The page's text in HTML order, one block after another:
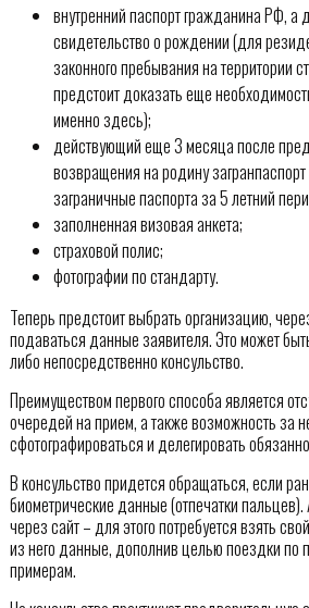
внутренний паспорт гражданина РФ, а
свидетельство о рождении (для
законного пребывания на территории
предстоит доказать еще
именно здесь);
действующий еще 3 месяца после
возвращения на родину
заграничные паспорта за 5 летний
заполненная визовая анкета;
страховой полис;
фотографии по стандарту.
Теперь предстоит выбрать организацию,
подаваться данные заявителя. Это может
либо непосредственно консульство.
Преимуществом первого способа является
очередей на прием, а также возможность за
сфотографироваться и делегировать
В консульство придется обращаться, если
биометрические данные (отпечатки
через сайт – для этого потребуется взять
из него данные, дополнив целью поездки по
примерам.